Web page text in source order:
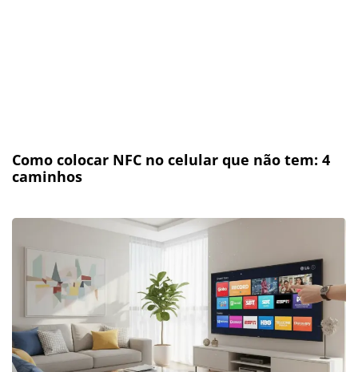
Como colocar NFC no celular que não tem: 4
caminhos